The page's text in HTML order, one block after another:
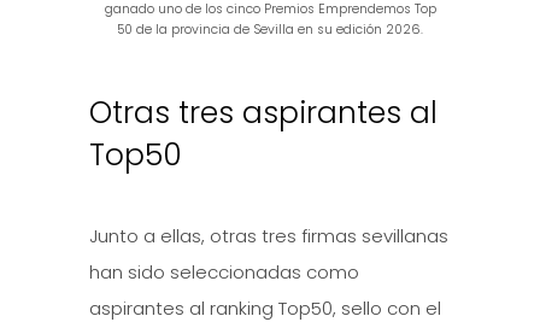
ganado uno de los cinco Premios Emprendemos Top
50 de la provincia de Sevilla en su edición 2026.
Otras tres aspirantes al
Top50
Junto a ellas, otras tres firmas sevillanas
han sido seleccionadas como
aspirantes al ranking Top50, sello con el